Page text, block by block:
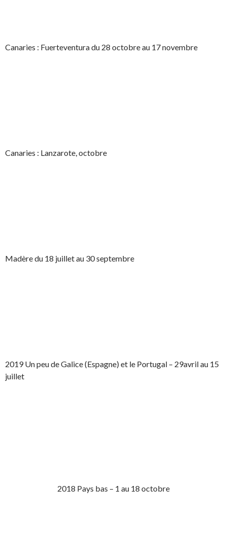
Canaries : Fuerteventura du 28 octobre au 17 novembre
Canaries : Lanzarote, octobre
Madère du 18 juillet au 30 septembre
2019 Un peu de Galice (Espagne) et le Portugal – 29avril au 15
juillet
2018 Pays bas – 1 au 18 octobre